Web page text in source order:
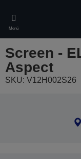
main
content
Menü
Screen -
Aspect
SKU: V12H002S26